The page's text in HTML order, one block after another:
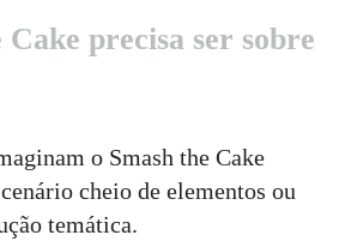
Cake precisa ser sobre
o Smash the Cake
cheio de elementos ou
temática.